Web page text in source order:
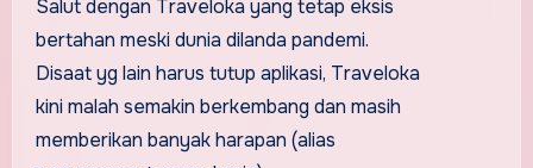
Salut dengan Traveloka yang tetap eksis
bertahan meski dunia dilanda pandemi.
Disaat yg lain harus tutup aplikasi, Traveloka
kini malah semakin berkembang dan masih
memberikan banyak harapan (alias